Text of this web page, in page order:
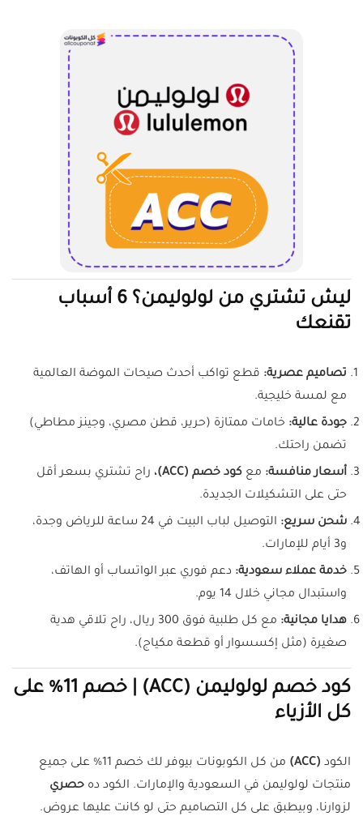
ليش تشتري من لولوليمن؟ 6 أسباب
تقنعك
تصاميم عصرية: قطع تواكب أحدث صيحات الموضة العالمية
مع لمسة خليجية.
جودة عالية: خامات ممتازة (حرير، قطن مصري، وجينز مطاطي)
تضمن راحتك.
أسعار منافسة: مع كود خصم (ACC)،
راح تشتري بسعر أقل
حتى على التشكيلات الجديدة.
شحن سريع:
التوصيل لباب البيت في 24 ساعة للرياض وجدة،
و3 أيام للإمارات.
خدمة عملاء سعودية: دعم فوري عبر الواتساب أو الهاتف،
واستبدال مجاني خلال 14 يوم.
هدايا مجانية:
مع كل طلبية فوق 300 ريال، راح تلاقي هدية
صغيرة (مثل إكسسوار أو قطعة مكياج).
كود خصم لولوليمن (ACC) | خصم 11% على
كل الأزياء
الكود (ACC)
من كل الكوبونات بيوفر لك خصم 11% على جميع
منتجات لولوليمن في السعودية والإمارات. الكود ده حصري
لزوارنا، وبيطبق على كل التصاميم حتى لو كانت عليها عروض.